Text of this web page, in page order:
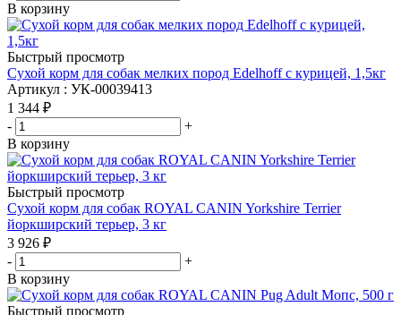
В корзину
Быстрый просмотр
Сухой корм для собак мелких пород Edelhoff с курицей, 1,5кг
Артикул : УК-00039413
1 344 ₽
-
+
В корзину
Быстрый просмотр
Сухой корм для собак ROYAL CANIN Yorkshire Terrier
йоркширский терьер, 3 кг
3 926 ₽
-
+
В корзину
Быстрый просмотр